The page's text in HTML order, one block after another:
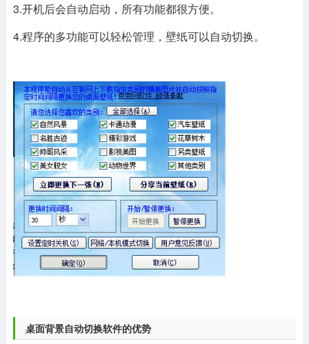
3.开机后会自动启动，所有功能都很方便。
4.程序的多功能可以轻松管理，壁纸可以自动切换。
桌面背景自动切换软件的优势